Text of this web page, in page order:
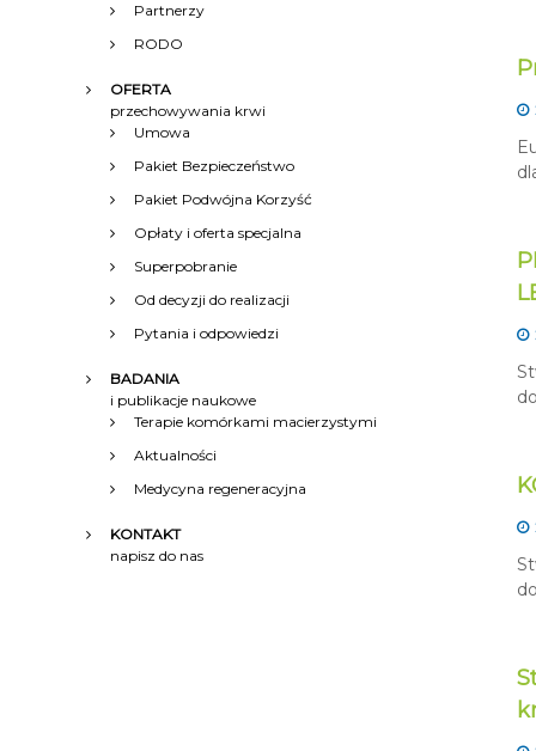
Partnerzy
RODO
OFERTA
przechowywania krwi
Umowa
Pakiet Bezpieczeństwo
Pakiet Podwójna Korzyść
Opłaty i oferta specjalna
Superpobranie
Od decyzji do realizacji
Pytania i odpowiedzi
BADANIA
i publikacje naukowe
Terapie komórkami macierzystymi
Aktualności
Medycyna regeneracyjna
KONTAKT
napisz do nas